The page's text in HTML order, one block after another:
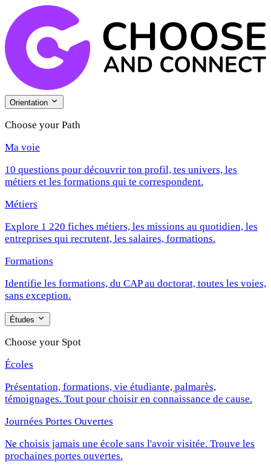
Orientation
Choose your Path
Ma voie
10 questions pour découvrir ton profil, tes univers, les
métiers et les formations qui te correspondent.
Métiers
Explore 1 220 fiches métiers, les missions au quotidien, les
entreprises qui recrutent, les salaires, formations.
Formations
Identifie les formations, du CAP au doctorat, toutes les voies,
sans exception.
Études
Choose your Spot
Écoles
Présentation, formations, vie étudiante, palmarès,
témoignages. Tout pour choisir en connaissance de cause.
Journées Portes Ouvertes
Ne choisis jamais une école sans l'avoir visitée. Trouve les
prochaines portes ouvertes.